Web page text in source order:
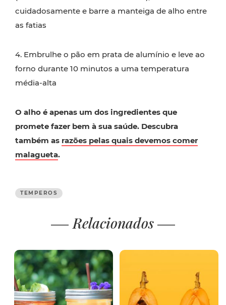
cuidadosamente e barre a manteiga de alho entre
as fatias
4. Embrulhe o pão em prata de alumínio e leve ao
forno durante 10 minutos a uma temperatura
média-alta
O alho é apenas um dos ingredientes que
promete fazer bem à sua saúde. Descubra
também as razões pelas quais devemos comer
malagueta.
TEMPEROS
Relacionados